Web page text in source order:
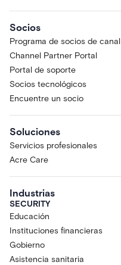
Socios
Programa de socios de canal
Channel Partner Portal
Portal de soporte
Socios tecnológicos
Encuentre un socio
Soluciones
Servicios profesionales
Acre Care
Industrias
SECURITY
Educación
Instituciones financieras
Gobierno
Asistencia sanitaria